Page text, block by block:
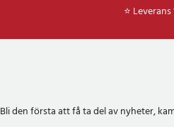
⭐
Bli den första att få ta del av nyheter,